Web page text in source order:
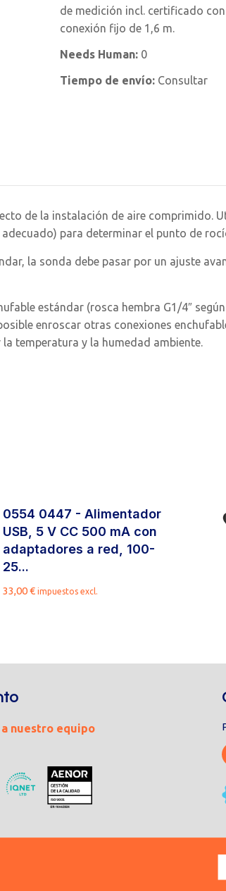
de medición incl. certificado
conexión fijo de 1,6 m.
Needs Human: 0
Tiempo de envío: Consultar
de la instalación de aire comprimido.
para determinar el punto de
la sonda debe pasar por un ajuste
estándar (rosca hembra G1/4″
enroscar otras conexiones
temperatura y la humedad ambiente.
0554 0447 - Alimentador
USB, 5 V CC 500 mA con
adaptadores a red, 100-
25...
33,00€ impuestos excl.
nuestro equipo